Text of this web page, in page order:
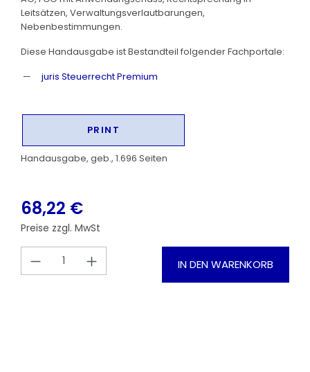
Leitsätzen, Verwaltungsverlautbarungen,
Nebenbestimmungen.
Diese Handausgabe ist Bestandteil folgender Fachportale:
juris Steuerrecht Premium
PRINT
Handausgabe, geb., 1.696 Seiten
68,22 €
Preise zzgl. MwSt
Produkt Anzahl: Gib denIN DEN WARENKORB